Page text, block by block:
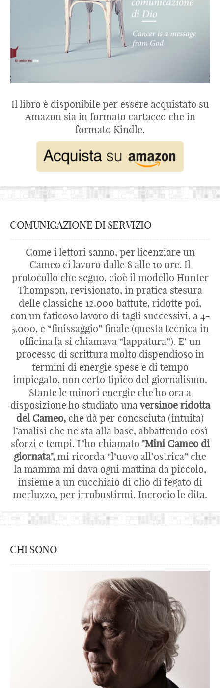
Il libro è disponibile per essere acquistato su
Amazon sia in formato cartaceo che in
formato Kindle.
COMUNICAZIONE DI SERVIZIO
Come i lettori sanno, per licenziare un
Cameo ci lavoro dalle 8 alle 10 ore. Il
protocollo che seguo, cioè il modello Hunter
Thompson, revisionato, in pratica stesura
delle classiche 12.000 battute, ridotte poi,
con un faticoso lavoro di tagli successivi, a 4-
5.000, e “finissaggio” finale (questa tecnica in
officina la si chiamava “lappatura”). E’ un
processo di scrittura molto dispendioso in
termini di energie spese e di tempo
impiegato, non certo tipico del giornalismo.
Stante le minori energie che ho ora a
disposizione ho studiato una versinoe ridotta
del Cameo, che dà per conosciuta (intuita)
l’analisi che ne sta alla base, abbattendo così
sforzi e tempi. L’ho chiamato "Mini Cameo di
giornata", mi ricorda “l’uovo all’ostrica” che
la mamma mi dava ogni mattina da piccolo,
insieme a un cucchiaio di olio di fegato di
merluzzo, per irrobustirmi. Incrocio le dita.
CHI SONO